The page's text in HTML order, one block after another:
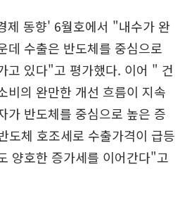
제 동향' 6월호에서 "내수가 완
데 수출은 반도체를 중심으로
고 있다"고 평가했다. 이어 " 건
비의 완만한 개선 흐름이 지속
가 반도체를 중심으로 높은 증
도체 호조세로 수출가격이 급등
양호한 증가세를 이어간다"고